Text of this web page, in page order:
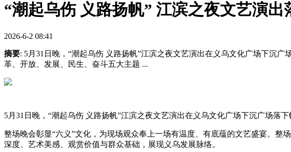
“潮起乌伤 义路扬帆” 江滨之夜文艺演出
2026-6-2 08:41
摘要: 5月31日晚，“潮起乌伤 义路扬帆”江滨之夜文艺演出在义乌文化广场下沉
革、开放、发展、民生、奋斗五大主题 ...
5月31日晚，“潮起乌伤 义路扬帆”江滨之夜文艺演出在义乌文化广场下沉广场落下
整场晚会彰显“六义”文化，为现场观众奉上一场有温度、有底蕴的文艺盛宴。
深度、艺术美感、观赏价值与群众基础，展现义乌发展脉络。